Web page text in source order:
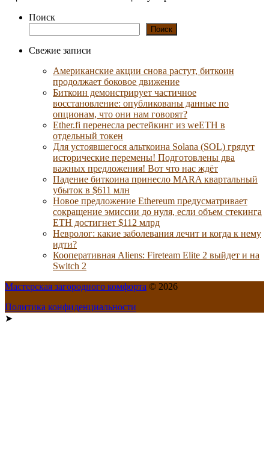
Поиск
Поиск
Свежие записи
Американские акции снова растут, биткоин
продолжает боковое движение
Биткоин демонстрирует частичное
восстановление: опубликованы данные по
опционам, что они нам говорят?
Ether.fi перенесла рестейкинг из weETH в
отдельный токен
Для устоявшегося альткоина Solana (SOL) грядут
исторические перемены! Подготовлены два
важных предложения! Вот что нас ждёт
Падение биткоина принесло MARA квартальный
убыток в $611 млн
Новое предложение Ethereum предусматривает
сокращение эмиссии до нуля, если объем стекинга
ETH достигнет $112 млрд
Невролог: какие заболевания лечит и когда к нему
идти?
Кооперативная Aliens: Fireteam Elite 2 выйдет и на
Switch 2
Мастерская загородного комфорта © 2026
Политика конфиденциальности
➤